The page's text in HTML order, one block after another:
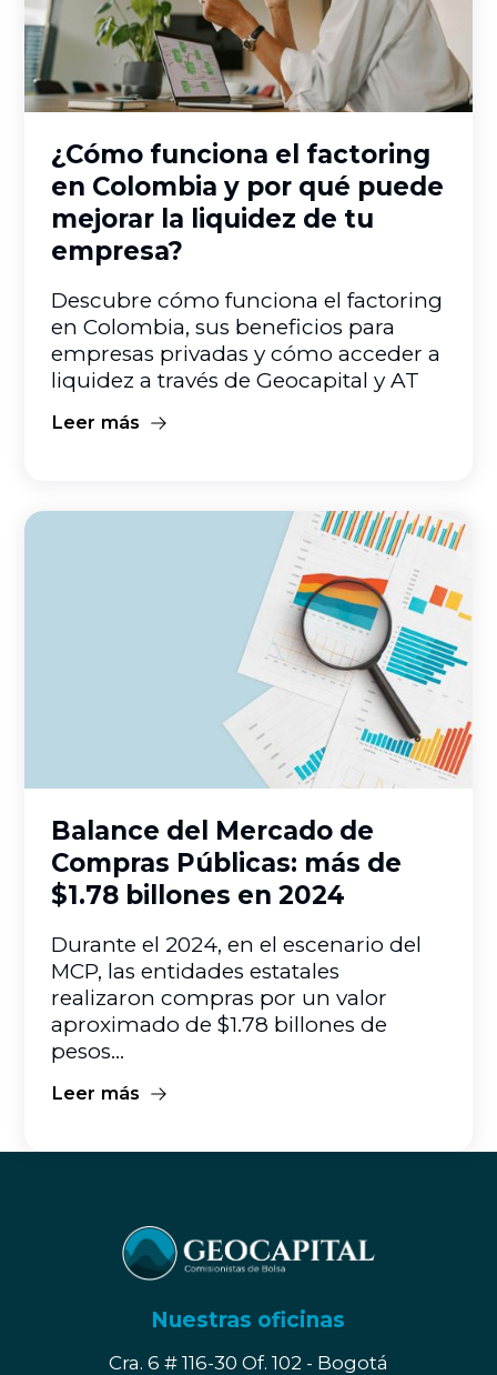
¿Cómo funciona el factoring
en Colombia y por qué puede
mejorar la liquidez de tu
empresa?
Descubre cómo funciona el factoring
en Colombia, sus beneficios para
empresas privadas y cómo acceder a
liquidez a través de Geocapital y AT
Leer más
Balance del Mercado de
Compras Públicas: más de
$1.78 billones en 2024
Durante el 2024, en el escenario del
MCP, las entidades estatales
realizaron compras por un valor
aproximado de $1.78 billones de
pesos...
Leer más
Nuestras oficinas
Cra. 6 # 116-30 Of. 102 - Bogotá